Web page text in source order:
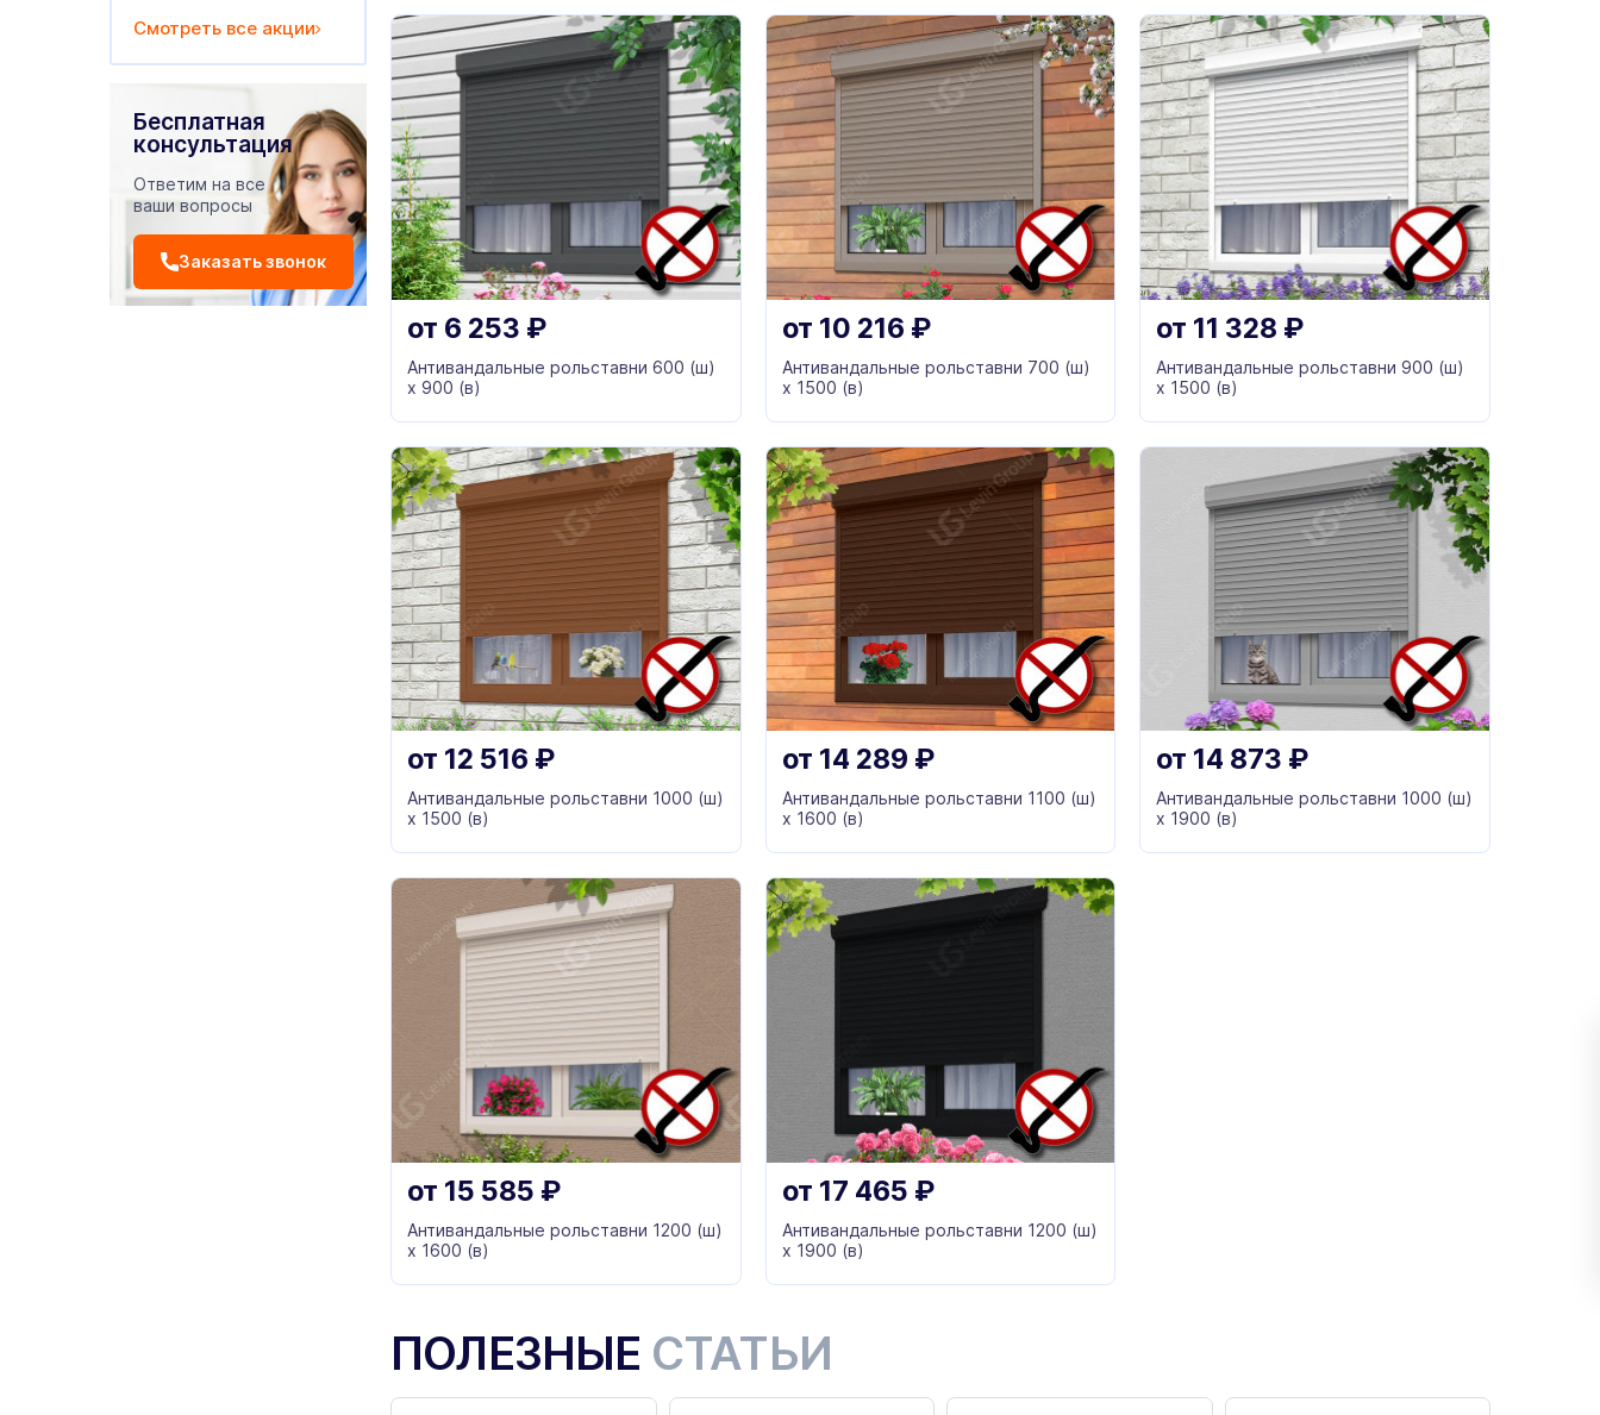
Смотреть все акции
Бесплатная
консультация
Ответим на все
ваши вопросы
Заказать звонок
от 6 253 ₽
Антивандальные рольставни 600 (ш)
х 900 (в)
от 10 216 ₽
Антивандальные рольставни 700 (ш)
х 1500 (в)
от 11 328 ₽
Антивандальные рольставни 900 (ш)
х 1500 (в)
от 12 516 ₽
Антивандальные рольставни 1000 (ш)
х 1500 (в)
от 14 289 ₽
Антивандальные рольставни 1100 (ш)
х 1600 (в)
от 14 873 ₽
Антивандальные рольставни 1000 (ш)
х 1900 (в)
от 15 585 ₽
Антивандальные рольставни 1200 (ш)
х 1600 (в)
от 17 465 ₽
Антивандальные рольставни 1200 (ш)
х 1900 (в)
ПОЛЕЗНЫЕ СТАТЬИ